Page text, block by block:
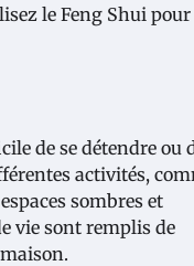
le Feng Shui pour
de se détendre ou
activités,
sombres et
vie sont remplis de